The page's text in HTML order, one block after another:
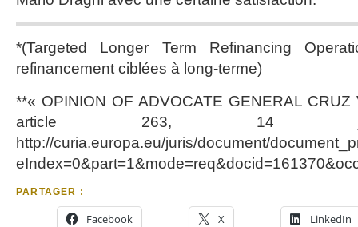
*(Targeted Longer Term Refinancing
refinancement ciblées à long-terme)
**« OPINION OF ADVOCATE GENERAL
article 263, 14
http://curia.europa.eu/juris/document/
PARTAGER :
Facebook X
LinkedIn